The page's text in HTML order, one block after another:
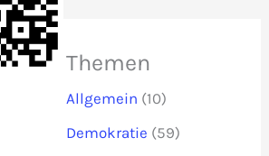
Themen
Allgemein (10)
Demokratie (59)